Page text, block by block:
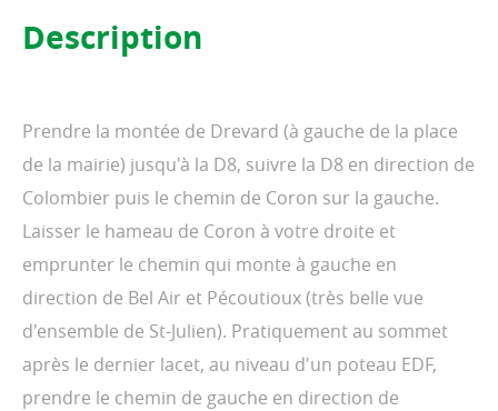
Description
Prendre la montée de Drevard (à gauche de la place
de la mairie) jusqu'à la D8, suivre la D8 en direction de
Colombier puis le chemin de Coron sur la gauche.
Laisser le hameau de Coron à votre droite et
emprunter le chemin qui monte à gauche en
direction de Bel Air et Pécoutioux (très belle vue
d'ensemble de St-Julien). Pratiquement au sommet
après le dernier lacet, au niveau d'un poteau EDF,
prendre le chemin de gauche en direction de